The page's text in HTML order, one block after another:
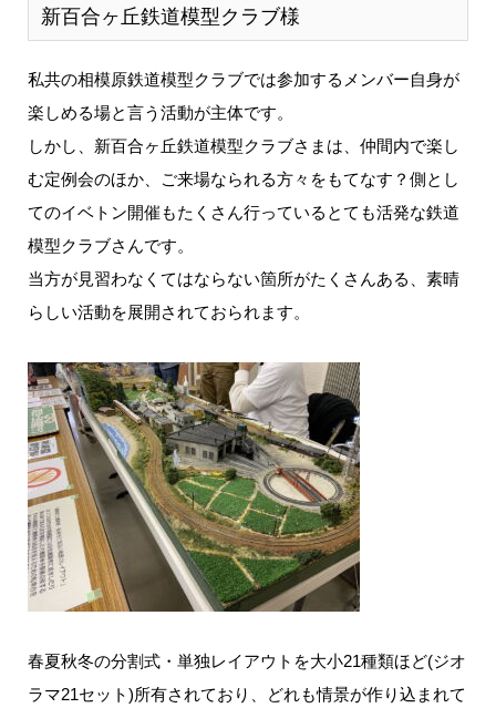
新百合ヶ丘鉄道模型クラブ様
私共の相模原鉄道模型クラブでは参加するメンバー自身が
楽しめる場と言う活動が主体です。
しかし、新百合ヶ丘鉄道模型クラブさまは、仲間内で楽し
む定例会のほか、ご来場なられる方々をもてなす？側とし
てのイベトン開催もたくさん行っているとても活発な鉄道
模型クラブさんです。
当方が見習わなくてはならない箇所がたくさんある、素晴
らしい活動を展開されておられます。
春夏秋冬の分割式・単独レイアウトを大小21種類ほど(ジオ
ラマ21セット)所有されており、どれも情景が作り込まれて